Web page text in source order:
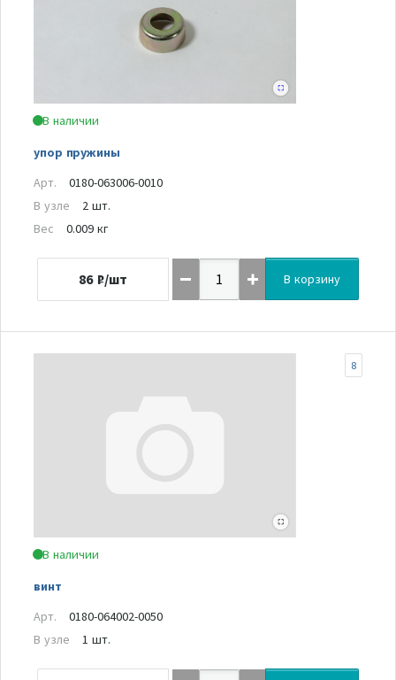
В наличии
упор пружины
Арт.
0180-063006-0010
В узле
2 шт.
Вес
0.009 кг
86 ₽/шт В корзину
В наличии
винт
8
Арт.
0180-064002-0050
В узле
1 шт.